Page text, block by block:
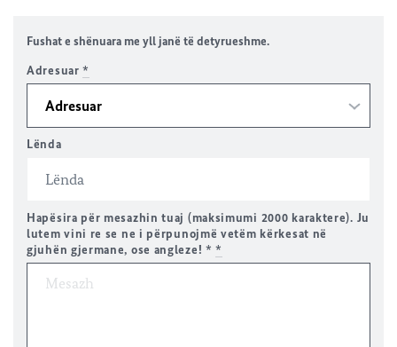
Fushat e shënuara me yll janë të detyrueshme.
Adresuar*
Lënda
Hapësira për mesazhin tuaj (maksimumi 2000 karaktere). Ju
lutem vini re se ne i përpunojmë vetëm kërkesat në
gjuhën gjermane, ose angleze! **